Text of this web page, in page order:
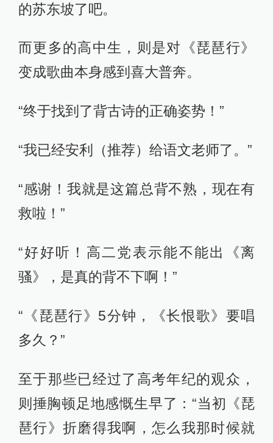
的苏东坡了吧。
而更多的高中生，则是对《琵琶行》
变成歌曲本身感到喜大普奔。
“终于找到了背古诗的正确姿势！”
“我已经安利（推荐）给语文老师了。”
“感谢！我就是这篇总背不熟，现在有
救啦！”
“好好听！高二党表示能不能出《离
骚》，是真的背不下啊！”
“《琵琶行》5分钟，《长恨歌》要唱
多久？”
至于那些已经过了高考年纪的观众，
则捶胸顿足地感慨生早了：“当初《琵
琶行》折磨得我啊，怎么我那时候就